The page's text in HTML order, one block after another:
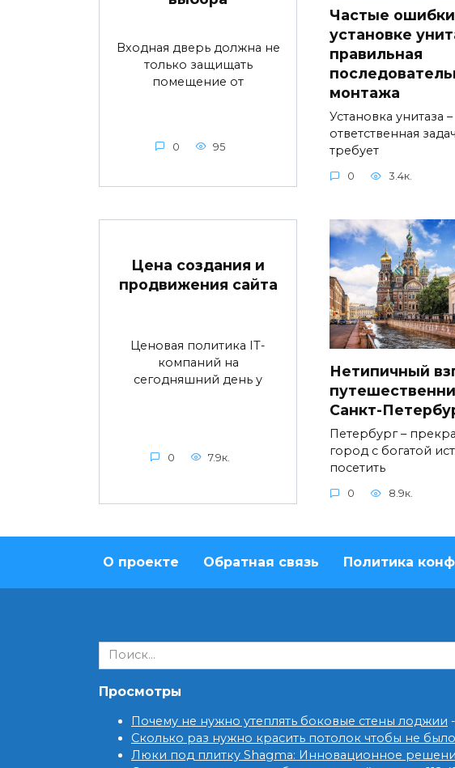
Входная дверь должна не
только защищать
помещение от
0 95
Частые
установке
правильная
монтажа
Установка унитаза –
ответственная
требует
0 3.4к.
Цена создания и
продвижения сайта
Ценовая политика IT-
компаний на
сегодняшний день у
0 7.9к.
Нетипичный
Санкт-
Петербург –
город с богатой
посетить
0 8.9к.
О проекте Обратная связь Политика
Search
for:
Просмотры
Почему не нужно утеплять боковые стены лоджии
Сколько раз нужно красить потолок чтобы не
Люки под плитку Shagma: Инновационное